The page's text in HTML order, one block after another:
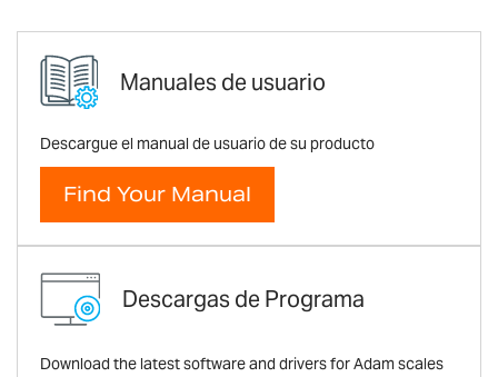
Manuales de usuario
Descargue el manual de usuario de su producto
Find Your Manual
Descargas de Programa
Download the latest software and drivers for Adam scales